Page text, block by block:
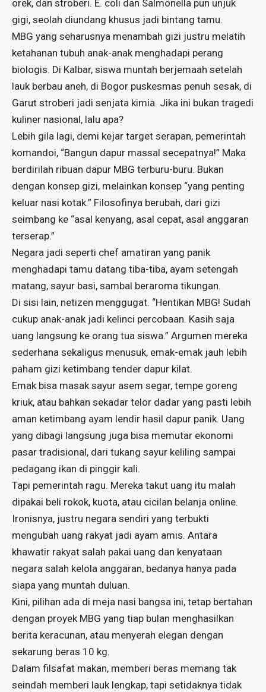
orek, dan stroberi. E. coli dan Salmonella pun unjuk
gigi, seolah diundang khusus jadi bintang tamu.
MBG yang seharusnya menambah gizi justru melatih
ketahanan tubuh anak-anak menghadapi perang
biologis. Di Kalbar, siswa muntah berjemaah setelah
lauk berbau aneh, di Bogor puskesmas penuh sesak, di
Garut stroberi jadi senjata kimia. Jika ini bukan tragedi
kuliner nasional, lalu apa?
Lebih gila lagi, demi kejar target serapan, pemerintah
komandoi, “Bangun dapur massal secepatnya!” Maka
berdirilah ribuan dapur MBG terburu-buru. Bukan
dengan konsep gizi, melainkan konsep “yang penting
keluar nasi kotak.” Filosofinya berubah, dari gizi
seimbang ke “asal kenyang, asal cepat, asal anggaran
terserap.”
Negara jadi seperti chef amatiran yang panik
menghadapi tamu datang tiba-tiba, ayam setengah
matang, sayur basi, sambal beraroma tikungan.
Di sisi lain, netizen menggugat. “Hentikan MBG! Sudah
cukup anak-anak jadi kelinci percobaan. Kasih saja
uang langsung ke orang tua siswa.” Argumen mereka
sederhana sekaligus menusuk, emak-emak jauh lebih
paham gizi ketimbang tender dapur kilat.
Emak bisa masak sayur asem segar, tempe goreng
kriuk, atau bahkan sekadar telor dadar yang pasti lebih
aman ketimbang ayam lendir hasil dapur panik. Uang
yang dibagi langsung juga bisa memutar ekonomi
pasar tradisional, dari tukang sayur keliling sampai
pedagang ikan di pinggir kali.
Tapi pemerintah ragu. Mereka takut uang itu malah
dipakai beli rokok, kuota, atau cicilan belanja online.
Ironisnya, justru negara sendiri yang terbukti
mengubah uang rakyat jadi ayam amis. Antara
khawatir rakyat salah pakai uang dan kenyataan
negara salah kelola anggaran, bedanya hanya pada
siapa yang muntah duluan.
Kini, pilihan ada di meja nasi bangsa ini, tetap bertahan
dengan proyek MBG yang tiap bulan menghasilkan
berita keracunan, atau menyerah elegan dengan
sekarung beras 10 kg.
Dalam filsafat makan, memberi beras memang tak
seindah memberi lauk lengkap, tapi setidaknya tidak